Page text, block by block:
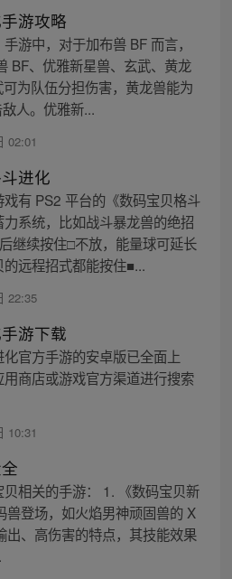
游攻略
游中，对于加布兽 BF 而言，
BF、优雅新星兽、玄武、黄龙
为队伍分担伤害，黄龙兽能为
人。优雅新...
02:01
进化
有 PS2 平台的《数码宝贝格斗
系统，比如战斗暴龙兽的绝招
继续按住□不放，能量球可延长
远程招式都能按住■...
22:35
游下载
官方手游的安卓版已全面上
商店或游戏官方渠道进行搜索
10:31
相关的手游： 1. 《数码宝贝新
兽登场，如火焰男神顽固兽的 X
出、高伤害的特点，其技能效果